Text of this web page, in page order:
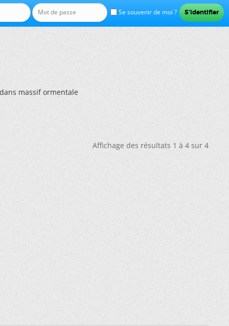
Se souvenir de moi ?
massif ormentale
Affichage des résultats 1 à 4 sur 4